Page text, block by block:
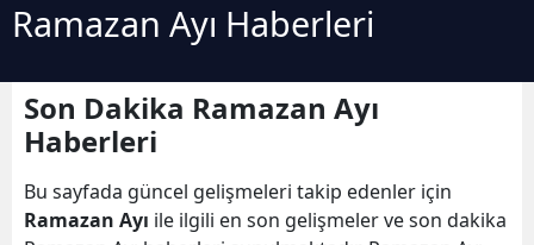
Ramazan Ayı Haberleri
Son Dakika Ramazan Ayı
Haberleri
Bu sayfada güncel gelişmeleri takip edenler için
Ramazan Ayı ile ilgili en son gelişmeler ve son dakika